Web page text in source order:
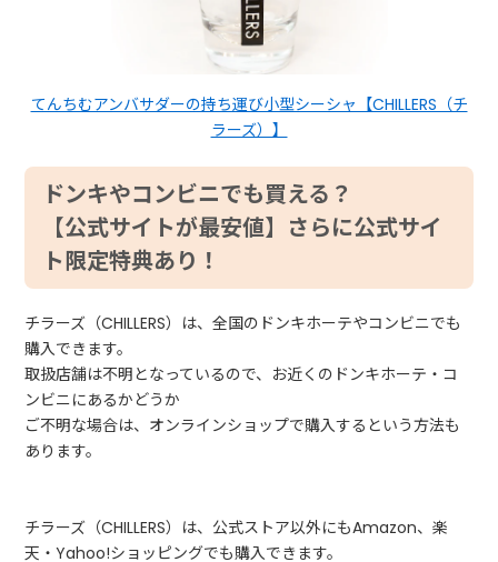
てんちむアンバサダーの持ち運び小型シーシャ【CHILLERS（チ
ラーズ）】
ドンキやコンビニでも買える？
【公式サイトが最安値】さらに公式サイ
ト限定特典あり！
チラーズ（CHILLERS）は、全国のドンキホーテやコンビニでも
購入できます。
取扱店舗は不明となっているので、お近くのドンキホーテ・コ
ンビニにあるかどうか
ご不明な場合は、オンラインショップで購入するという方法も
あります。
チラーズ（CHILLERS）は、公式ストア以外にもAmazon、楽
天・Yahoo!ショッピングでも購入できます。